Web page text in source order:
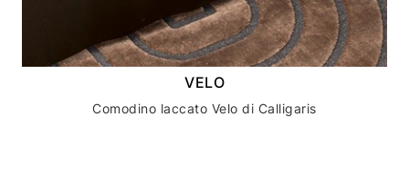
VELO
Comodino laccato Velo di Calligaris